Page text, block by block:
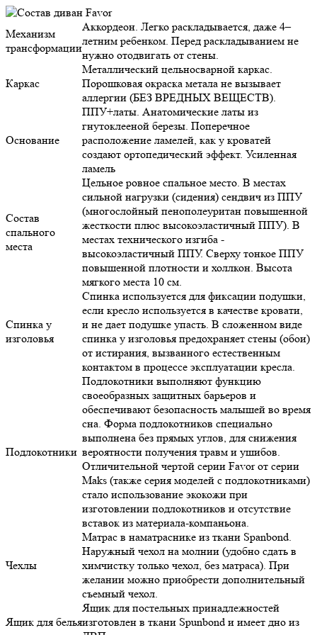
Механизм
трансформации
Аккордеон. Легко раскладывается, даже 4–
летним ребенком. Перед раскладыванием не
нужно отодвигать от стены.
Каркас
Металлический цельносварной каркас.
Порошковая окраска метала не вызывает
аллергии (БЕЗ ВРЕДНЫХ ВЕЩЕСТВ).
Основание
ППУ+латы. Анатомические латы из
гнутоклееной березы. Поперечное
расположение ламелей, как у кроватей
создают ортопедический эффект. Усиленная
ламель
Состав
спального
места
Цельное ровное спальное место. В местах
сильной нагрузки (сидения) сендвич из ППУ
(многослойный пенополеуритан повышенной
жесткости плюс высокоэластичный ППУ). В
местах технического изгиба -
высокоэластичный ППУ. Сверху тонкое ППУ
повышенной плотности и холлкон. Высота
мягкого места 10 см.
Спинка у
изголовья
Спинка используется для фиксации подушки,
если кресло используется в качестве кровати,
и не дает подушке упасть. В сложенном виде
спинка у изголовья предохраняет стены (обои)
от истирания, вызванного естественным
контактом в процессе эксплуатации кресла.
Подлокотники
Подлокотники выполняют функцию
своеобразных защитных барьеров и
обеспечивают безопасность малышей во время
сна. Форма подлокотников специально
выполнена без прямых углов, для снижения
вероятности получения травм и ушибов.
Отличительной чертой серии Favor от серии
Maks (также серия моделей с подлокотниками)
стало использование экокожи при
изготовлении подлокотников и отсутствие
вставок из материала-компаньона.
Чехлы
Матрас в наматраснике из ткани Spanbond.
Наружный чехол на молнии (удобно сдать в
химчистку только чехол, без матраса). При
желании можно приобрести дополнительный
съемный чехол.
Ящик для белья
Ящик для постельных принадлежностей
изготовлен в ткани Spunbond и имеет дно из